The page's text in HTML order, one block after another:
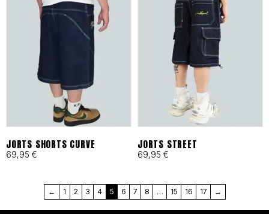
responsable desde 1993.
Cortes Funcionales:
Ergonomía pensada para
skaters, artistas y mentes
activas que exigen libertad
total.
MÁS QUE UNA MARCA, UN
JORTS SHORTS CURVE
69,95 €
JORTS STREET
69,95 €
← 1 2 3 4 5 6 7 8 … 15 16 17 →